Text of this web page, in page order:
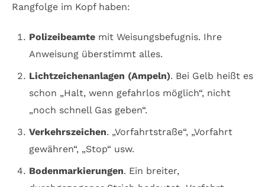
Rangfolge im Kopf haben:
Polizeibeamtemit Weisungsbefugnis. Ihre
Anweisung überstimmt alles.
Lichtzeichenanlagen (Ampeln). Bei Gelb heißt es
schon „Halt, wenn gefahrlos möglich“, nicht
„noch schnell Gas geben“.
Verkehrszeichen. „Vorfahrtstraße“, „Vorfahrt
gewähren“, „Stop“ usw.
Bodenmarkierungen. Ein breiter,